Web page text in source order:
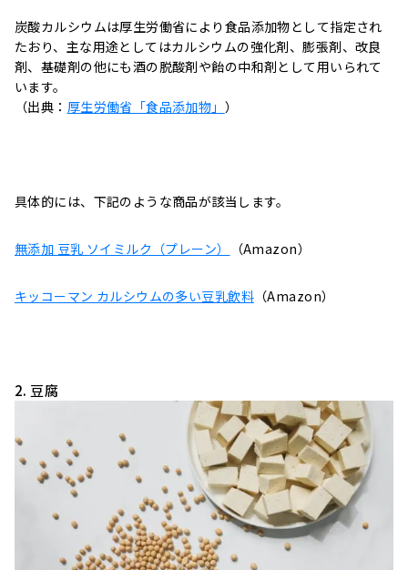
炭酸カルシウムは厚生労働省により食品添加物として指定され
たおり、主な用途としてはカルシウムの強化剤、膨張剤、改良
剤、基礎剤の他にも酒の脱酸剤や飴の中和剤として用いられて
います。
（出典： 厚生労働省「食品添加物」 ）
具体的には、下記のような商品が該当します。
無添加 豆乳 ソイミルク（プレーン） （Amazon）
キッコーマン カルシウムの多い豆乳飲料（Amazon）
2. 豆腐